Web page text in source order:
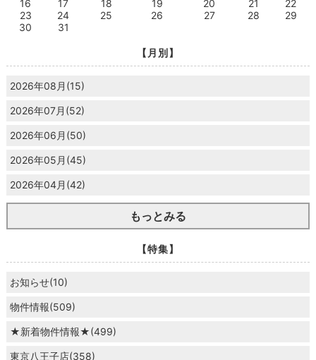
16
17 18 19 20 21
22
23
24 25 26 27 28
29
30
31
【月別】
2026年08月(15)
2026年07月(52)
2026年06月(50)
2026年05月(45)
2026年04月(42)
もっとみる
【特集】
お知らせ(10)
物件情報(509)
★新着物件情報★(499)
東京八王子店(358)